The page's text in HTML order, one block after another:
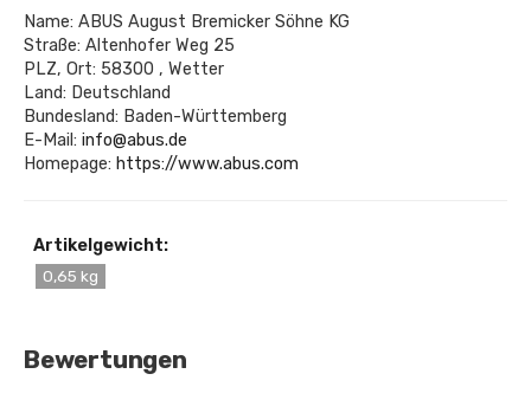
Name: ABUS August Bremicker Söhne KG
Straße: Altenhofer Weg 25
PLZ, Ort: 58300 , Wetter
Land: Deutschland
Bundesland: Baden-Württemberg
E-Mail: info@abus.de
Homepage: https://www.abus.com
Artikelgewicht:
0,65 kg
Bewertungen